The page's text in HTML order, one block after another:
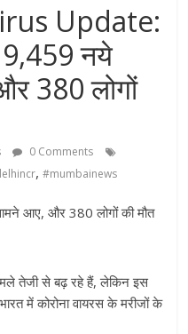
Update:
नये
380 लोगों
0 Comments
,#mumbainews
आए, और 380 लोगों की मौत
तेजी से बढ़ रहे हैं, लेकिन इस
में कोरोना वायरस के मरीजों के